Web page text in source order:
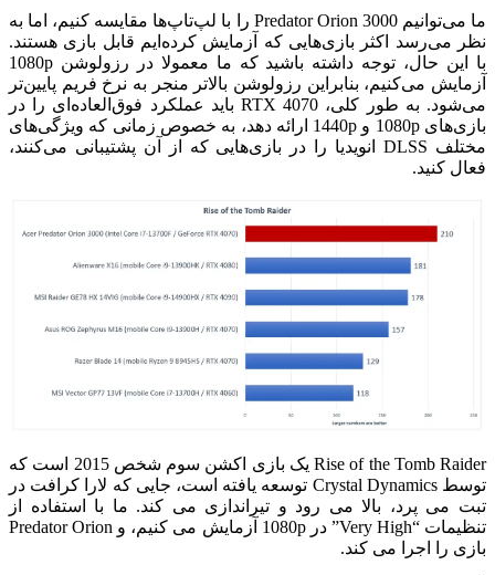
ما می‌توانیم Predator Orion 3000 را با لپ‌تاپ‌ها مقایسه کنیم، اما به
نظر می‌رسد اکثر بازی‌هایی که آزمایش کرده‌ایم قابل بازی هستند.
با این حال، توجه داشته باشید که ما معمولا در رزولوشن 1080p
آزمایش می‌کنیم، بنابراین رزولوشن بالاتر منجر به نرخ فریم پایین‌تر
می‌شود. به طور کلی، RTX 4070 باید عملکرد فوق‌العاده‌ای را در
بازی‌های 1080p و 1440p ارائه دهد، به خصوص زمانی که ویژگی‌های
مختلف DLSS انویدیا را در بازی‌هایی که از آن پشتیبانی می‌کنند،
فعال کنید.
Rise of the Tomb Raider یک بازی اکشن سوم شخص 2015 است که
توسط Crystal Dynamics توسعه یافته است، جایی که لارا کرافت در
تبت می پرد، بالا می رود و تیراندازی می کند. ما با استفاده از
تنظیمات “Very High” در 1080p آزمایش می کنیم، و Predator Orion
بازی را اجرا می کند.